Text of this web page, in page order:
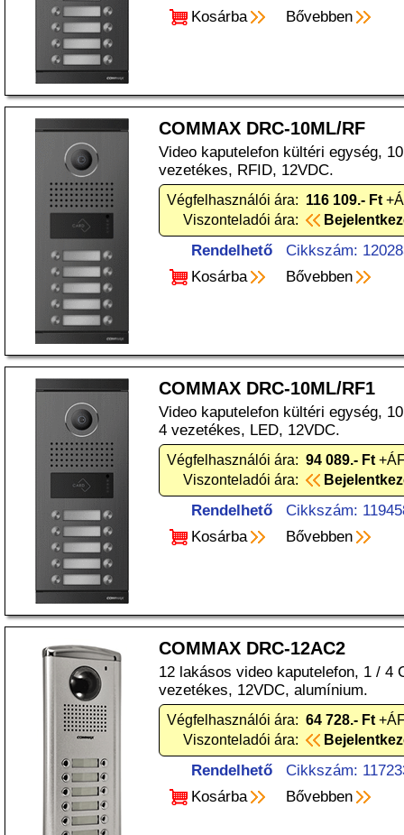
Kosárba
Bővebben
COMMAX DRC-10ML/RF
Video kaputelefon kültéri egység,
vezetékes, RFID, 12VDC.
Végfelhasználói ára: 116 109.- Ft
Viszonteladói ára:
Rendelhető
Cikkszám:
Kosárba
Bővebben
COMMAX DRC-10ML/RF1
Video kaputelefon kültéri egység,
4 vezetékes, LED, 12VDC.
Végfelhasználói ára: 94 089.- Ft
Viszonteladói ára:
Rendelhető
Cikkszám:
Kosárba
Bővebben
COMMAX DRC-12AC2
12 lakásos video kaputelefon, 1 / 4
vezetékes, 12VDC, alumínium.
Végfelhasználói ára: 64 728.- Ft
Viszonteladói ára:
Rendelhető
Cikkszám:
Kosárba
Bővebben